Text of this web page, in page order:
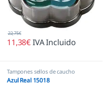
11,38€
22,75€
IVA Incluido
Tampones sellos de caucho
Azul Real 15018